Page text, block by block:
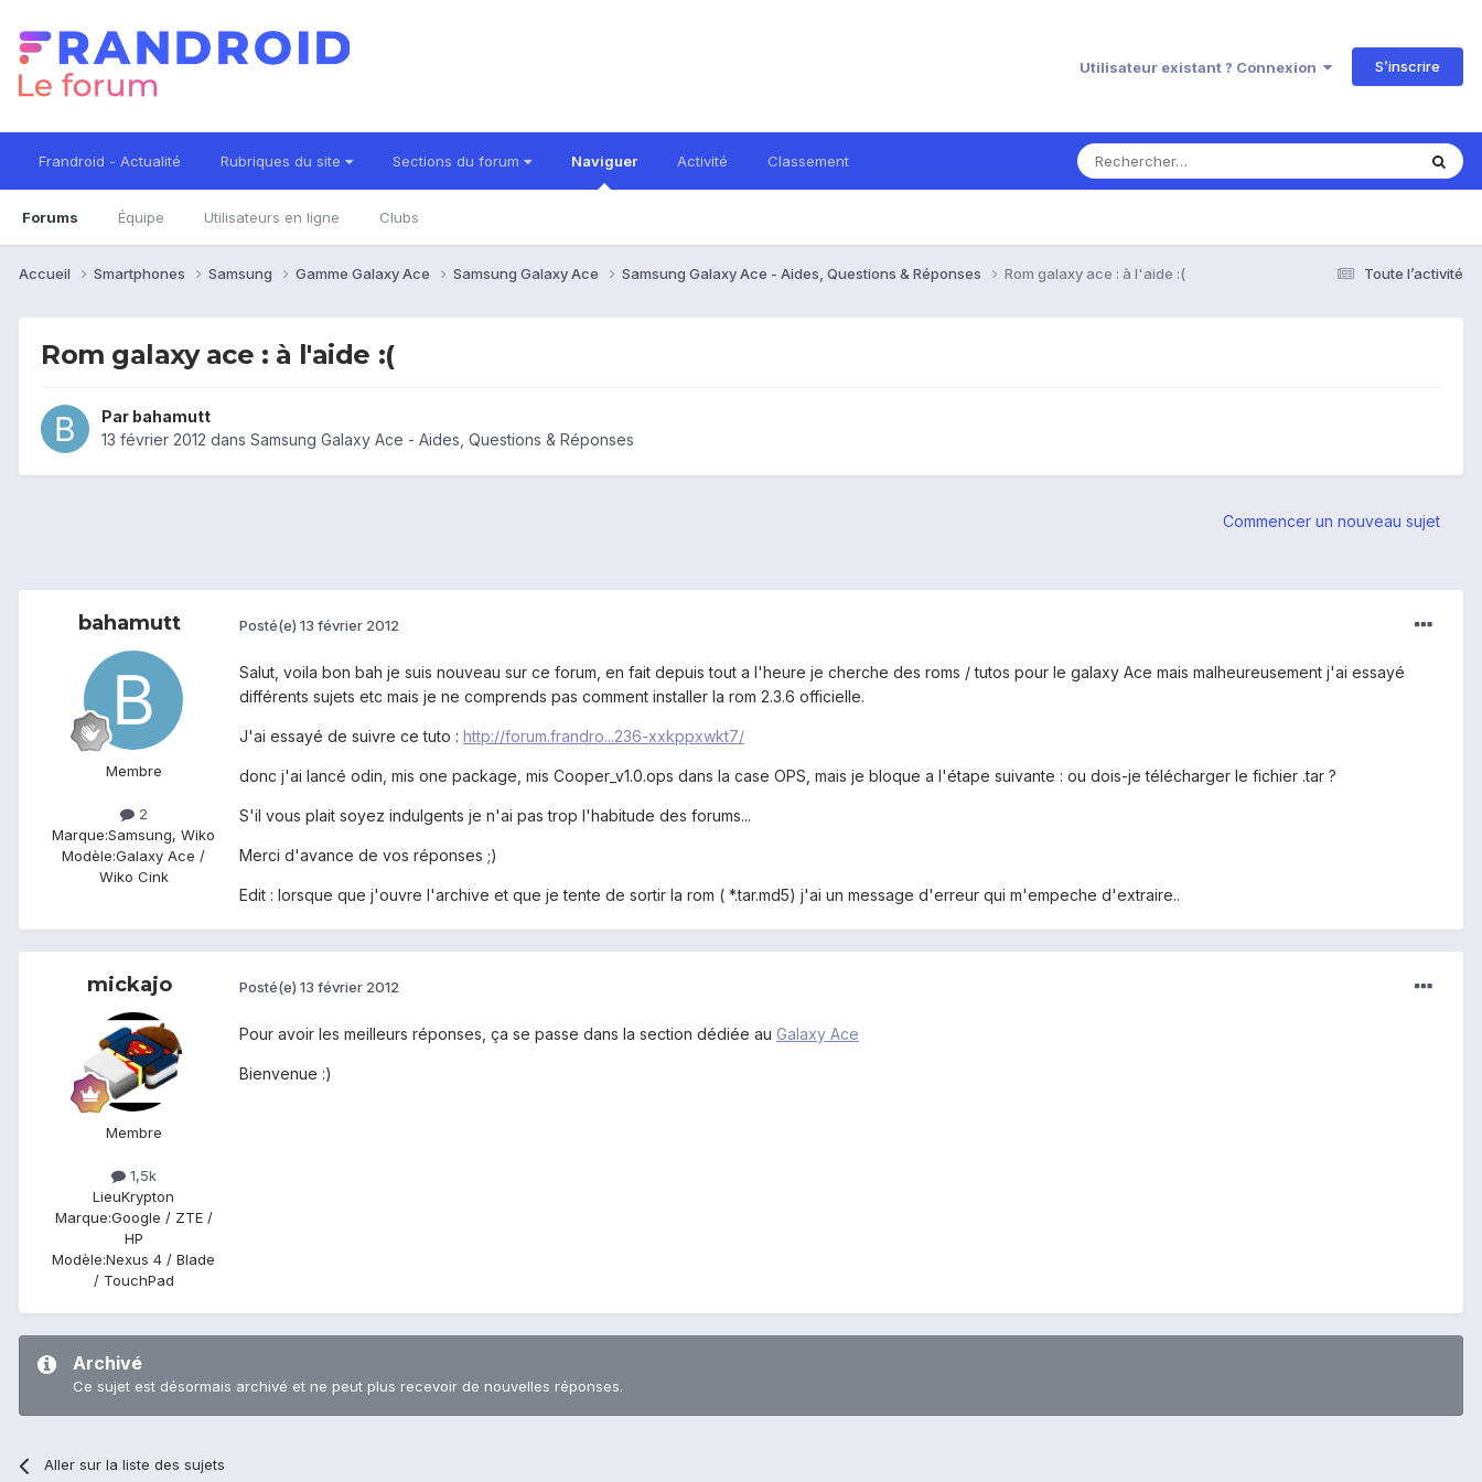
Utilisateur existant ? Connexion S’inscrire
Frandroid - Actualité Rubriques du site Sections du forum Naviguer
Forums Équipe Utilisateurs en ligne Clubs
Activité Classement
Toute l’activité
Accueil Smartphones Samsung Gamme Galaxy Ace Samsung Galaxy Ace Samsung Galaxy Ace - Aides, Questions & Réponses Rom galaxy ace : à l'aide :(
Rom galaxy ace : à l'aide :(
Par bahamutt
13 février 2012 dans Samsung Galaxy Ace - Aides, Questions & Réponses
Commencer un nouveau sujet
bahamutt
Membre
2
Marque:Samsung, Wiko
Modèle:Galaxy Ace /
Wiko Cink
Posté(e) 13 février 2012
Salut, voila bon bah je suis nouveau sur ce forum, en fait depuis tout a l'heure je cherche des roms / tutos pour le galaxy Ace mais malheureusement j'ai essayé
différents sujets etc mais je ne comprends pas comment installer la rom 2.3.6 officielle.
J'ai essayé de suivre ce tuto : http://forum.frandro...236-xxkppxwkt7/
donc j'ai lancé odin, mis one package, mis Cooper_v1.0.ops dans la case OPS, mais je bloque a l'étape suivante : ou dois-je télécharger le fichier .tar ?
S'il vous plait soyez indulgents je n'ai pas trop l'habitude des forums...
Merci d'avance de vos réponses ;)
Edit : lorsque que j'ouvre l'archive et que je tente de sortir la rom ( *.tar.md5) j'ai un message d'erreur qui m'empeche d'extraire..
mickajo
Membre
1,5k
LieuKrypton
Marque:Google / ZTE /
HP
Modèle:Nexus 4 / Blade
/ TouchPad
Posté(e) 13 février 2012
Pour avoir les meilleurs réponses, ça se passe dans la section dédiée au Galaxy Ace
Bienvenue :)
Archivé
Ce sujet est désormais archivé et ne peut plus recevoir de nouvelles réponses.
Aller sur la liste des sujets